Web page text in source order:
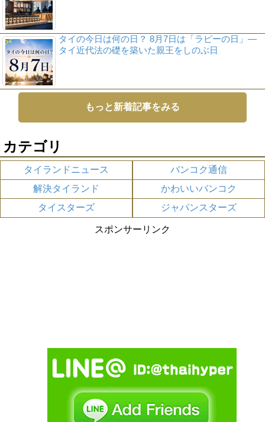
タイの今日は何の日？ 8月7日は「ラピーの日」―
タイ近代法の礎を築いた親王をしのぶ日
もっと新着記事をみる
カテゴリ
タイランドニュース
バンコク通信
解決タイランド
かわいいバンコク
タイスターズ
ジャパンスターズ
スポンサーリンク